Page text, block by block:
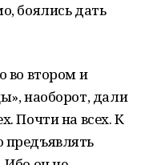
боялись дать
во втором и
наоборот, дали
Почти на всех. К